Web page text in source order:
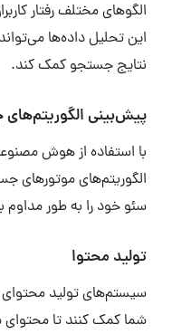
الگوهای مختلف رفتار
این تحلیل داده‌ها
نتایج جستجو کمک کند.
پیش‌بینی
با استفاده از هوش
الگوریتم‌های موتورهای
سئو خود را به طور مداوم
تولید محتوا
سیستم‌های تولید
شما کمک کنند تا محتوای